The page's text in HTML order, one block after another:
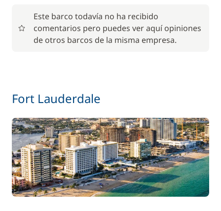
Este barco todavía no ha recibido
comentarios pero puedes ver aquí opiniones
de otros barcos de la misma empresa.
Fort Lauderdale